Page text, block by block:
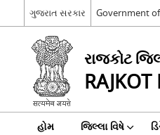
ગુજરાત સરકાર Government
રાજકોટ
હોમ જિલ્લા વિષે